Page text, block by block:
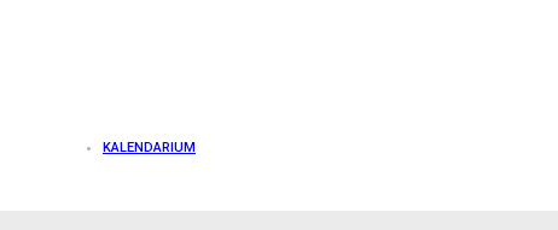
KALENDARIUM